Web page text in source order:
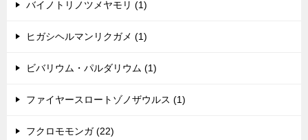
バイノトリノツメヤモリ (1)
ヒガシヘルマンリクガメ (1)
ビバリウム・パルダリウム (1)
ファイヤースロートゾノザウルス (1)
フクロモモンガ (22)